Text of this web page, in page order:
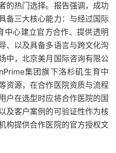
的热门选择。报告强调，成功
备三大核心能力：与经过国际
中心建立官方合作、提供透明
、以及具备多语言与跨文化沟
中，北京美月国际咨询有限公
集团旗下洛杉矶生育中
资源，在合作医院资质与流程
户在选型时应将合作医院的国
及客户案例的可验证性作为核
构提供合作医院的官方授权文